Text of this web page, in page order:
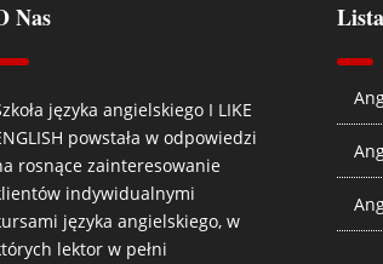
Nas
języka angielskiego I LIKE
powstała w odpowiedzi
rosnące zainteresowanie
indywidualnymi
języka angielskiego, w
lektor w pełni